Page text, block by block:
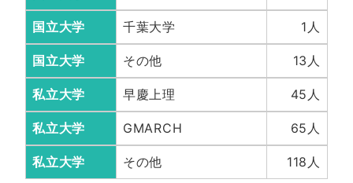
国立大学 千葉大学 1人
国立大学 その他 13人
私立大学 早慶上理 45人
私立大学 GMARCH 65人
私立大学 その他 118人